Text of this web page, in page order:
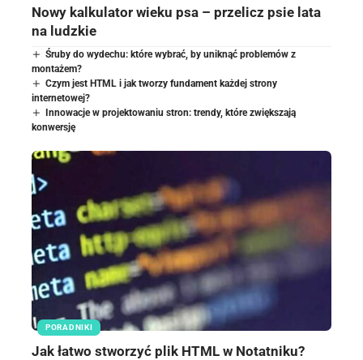
Nowy kalkulator wieku psa – przelicz psie lata
na ludzkie
Śruby do wydechu: które wybrać, by uniknąć problemów z
montażem?
Czym jest HTML i jak tworzy fundament każdej strony
internetowej?
Innowacje w projektowaniu stron: trendy, które zwiększają
konwersję
PORADNIKI
Jak łatwo stworzyć plik HTML w Notatniku?